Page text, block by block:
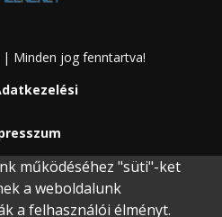
Minden jog fenntartva!
működéséhez "süti"-ket
a weboldalunk
a felhasználói élményt.